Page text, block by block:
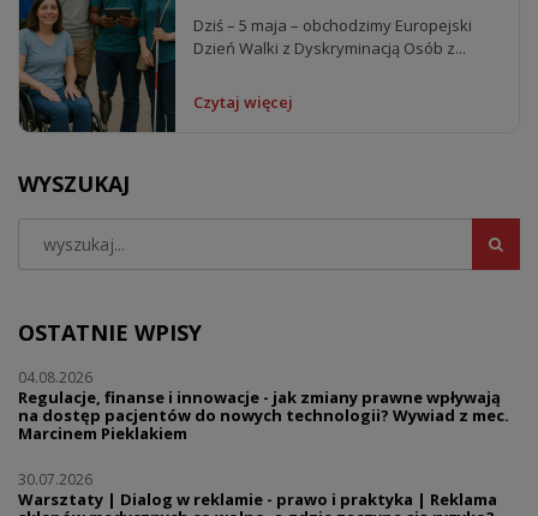
Dziś – 5 maja – obchodzimy Europejski
Dzień Walki z Dyskryminacją Osób z...
Czytaj więcej
WYSZUKAJ
OSTATNIE WPISY
04.08.2026
Regulacje, finanse i innowacje - jak zmiany prawne wpływają
na dostęp pacjentów do nowych technologii? Wywiad z mec.
Marcinem Pieklakiem
30.07.2026
Warsztaty | Dialog w reklamie - prawo i praktyka | Reklama